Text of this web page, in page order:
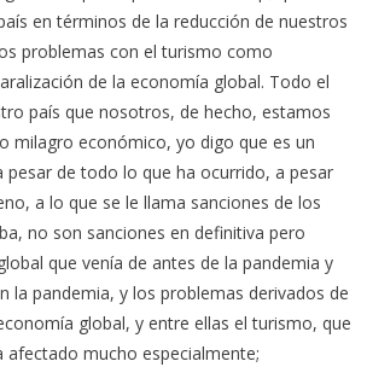
en términos de la reducción de nuestros
problemas con el turismo como
de la economía global. Todo el
país que nosotros, de hecho, estamos
milagro económico, yo digo que es un
de todo lo que ha ocurrido, a pesar
a lo que se le llama sanciones de los
no son sanciones en definitiva pero
que venía de antes de la pandemia y
la pandemia, y los problemas derivados de
global, y entre ellas el turismo, que
afectado mucho especialmente;